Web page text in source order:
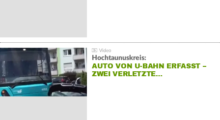
Hochtaunuskreis:
AUTO VON U-BAHN ERFASST –
ZWEI VERLETZTE…